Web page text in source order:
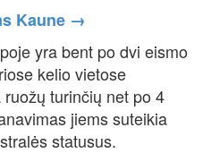
Kaune →
yra bent po dvi eismo
kelio vietose
turinčių net po 4
jiems suteikia
statusus.